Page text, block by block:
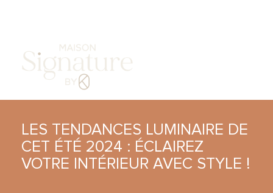
LES TENDANCES LUMINAIRE DE
CET ÉTÉ 2024 : ÉCLAIREZ
VOTRE INTÉRIEUR AVEC STYLE !